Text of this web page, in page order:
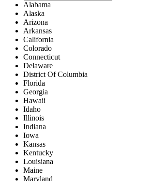
Alabama
Alaska
Arizona
Arkansas
California
Colorado
Connecticut
Delaware
District Of Columbia
Florida
Georgia
Hawaii
Idaho
Illinois
Indiana
Iowa
Kansas
Kentucky
Louisiana
Maine
Maryland